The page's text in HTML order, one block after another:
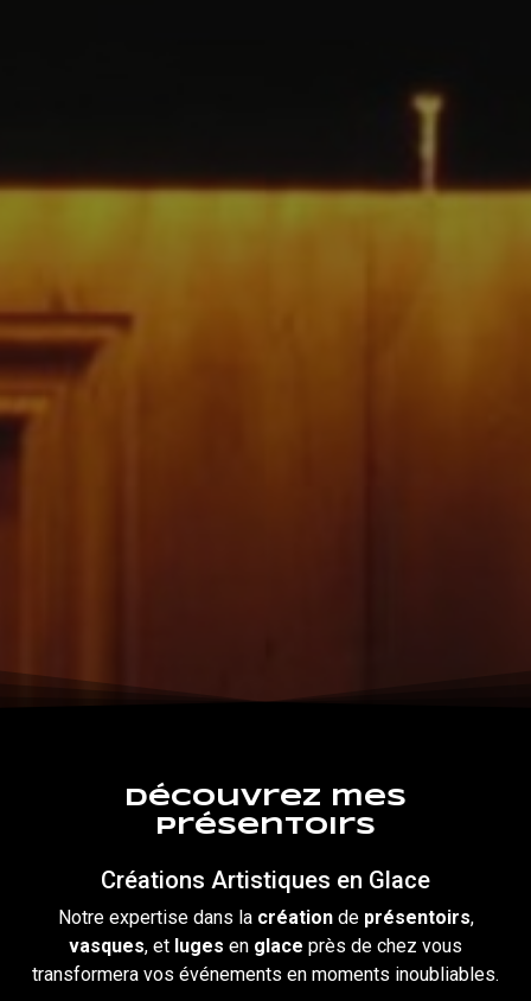
Découvrez mes
présentoirs
Créations Artistiques en Glace
Notre expertise dans la création de présentoirs,
vasques, et luges en glace près de chez vous
transformera vos événements en moments inoubliables.